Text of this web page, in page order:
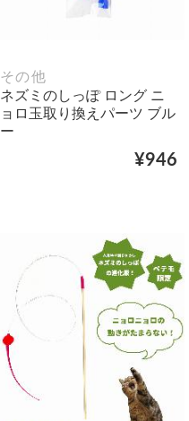
その他
ネズミのしっぽ ロング ニ
ョロ玉取り換えパーツ ブル
ー
¥946